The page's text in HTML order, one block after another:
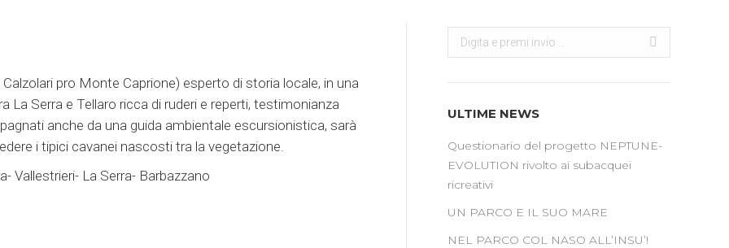
pro Monte Caprione) esperto di storia locale, in una
Serra e Tellaro ricca di ruderi e reperti, testimonianza
anche da una guida ambientale escursionistica, sarà
i tipici cavanei nascosti tra la vegetazione.
Vallestrieri- La Serra- Barbazzano
Search:
Cerca
ULTIME NEWS
Questionario del progetto NEPTUNE-
EVOLUTION rivolto ai subacquei
ricreativi
UN PARCO E IL SUO MARE
NEL PARCO COL NASO ALL’INSU’!